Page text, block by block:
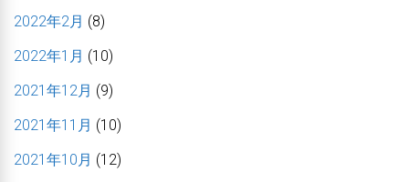
2022年2月 (8)
2022年1月 (10)
2021年12月 (9)
2021年11月 (10)
2021年10月 (12)